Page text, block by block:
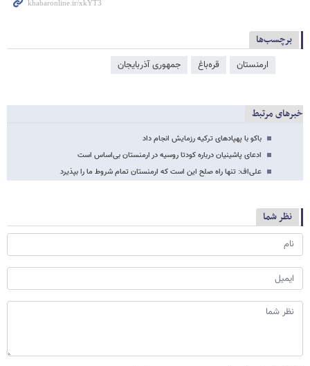
برچسب‌ها
ارمنستان قره‌باغ جمهوری آذربایجان
خبرهای مرتبط
باکو با پهپادهای ترکیه رزمایش انجام داد
ادعای پاشینیان درباره کودتا روسیه در ارمنستان بی‌اساس است
علی‌اف: تنها راه صلح این است که ارمنستان تمام شروط ما را بپذیرد
نظر شما